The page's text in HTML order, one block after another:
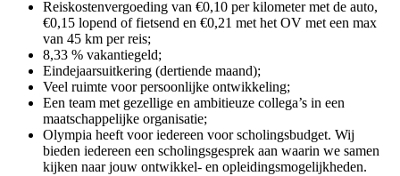
Reiskostenvergoeding van €0,10 per kilometer met de auto,
€0,15 lopend of fietsend en €0,21 met het OV met een max
van 45 km per reis;
8,33 % vakantiegeld;
Eindejaarsuitkering (dertiende maand);
Veel ruimte voor persoonlijke ontwikkeling;
Een team met gezellige en ambitieuze collega’s in een
maatschappelijke organisatie;
Olympia heeft voor iedereen voor scholingsbudget. Wij
bieden iedereen een scholingsgesprek aan waarin we samen
kijken naar jouw ontwikkel- en opleidingsmogelijkheden.